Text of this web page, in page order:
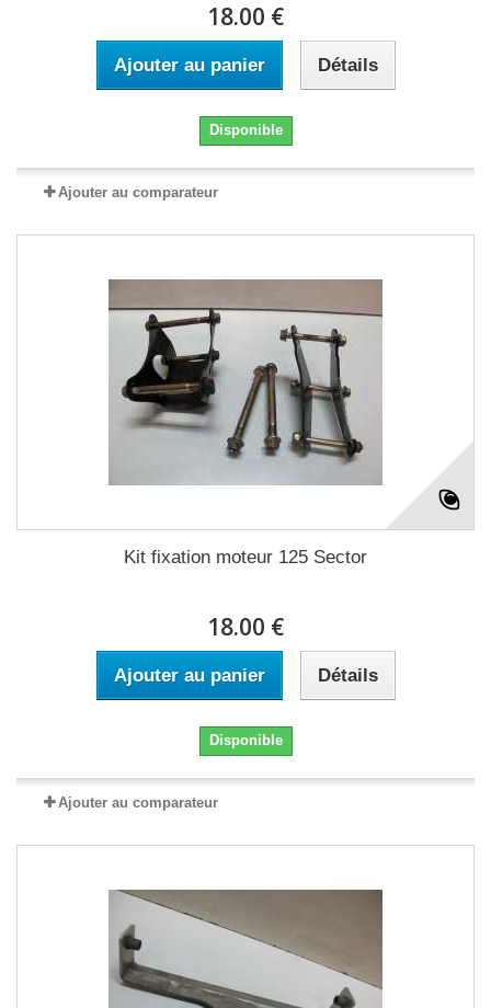
18.00 €
Ajouter au panier Détails
Disponible
Ajouter au comparateur
Kit fixation moteur 125 Sector
18.00 €
Ajouter au panier Détails
Disponible
Ajouter au comparateur